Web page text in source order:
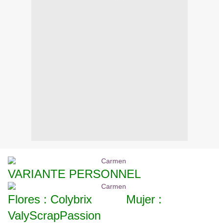
VARIANTE PERSONNEL
Flores : Colybrix Mujer :
ValyScrapPassion